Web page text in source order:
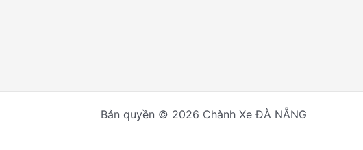
Bản quyền © 2026 Chành Xe ĐÀ NẴNG